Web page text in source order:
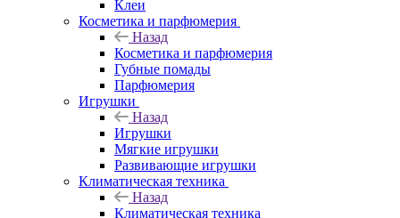
Клеи
Косметика и парфюмерия
Назад
Косметика и парфюмерия
Губные помады
Парфюмерия
Игрушки
Назад
Игрушки
Мягкие игрушки
Развивающие игрушки
Климатическая техника
Назад
Климатическая техника